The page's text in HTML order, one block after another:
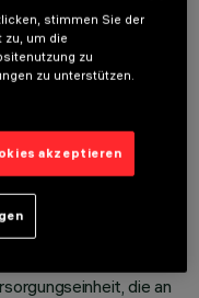
LED. Trotz der sehr
patentierte
Hauptkorpus mit
Version mit
- Reflektor
Schirm aus PMMA mit
die an
stimmen Sie der
zu, um die
zu
zu unterstützen.
akzeptieren